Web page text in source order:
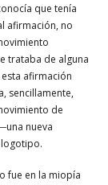
que tenía
afirmación, no
trataba de alguna
afirmación
sencillamente,
de
nueva
fue en la miopía